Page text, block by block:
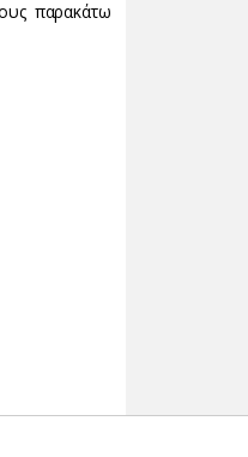
παρακάτω